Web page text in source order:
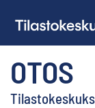
OTOS